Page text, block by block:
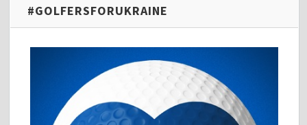
#GOLFERSFORUKRAINE